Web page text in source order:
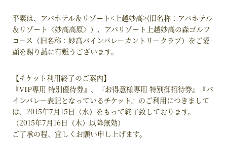
平素は、アパホテル＆リゾート<上越妙高>(旧名称：アパホテル
＆リゾート〈妙高高原〉）、アパリゾート上越妙高の森ゴルフ
コース（旧名称：妙高パインバレーカントリークラブ）をご愛
顧を賜り誠に有難うございます。
【チケット利用終了のご案内】
『VIP専用 特別優待券』、『お得意様専用 特別御招待券』『パ
インバレー表記となっているチケット』のご利用につきまして
は、2015年7月15日（水）をもって終了致しております。
（2015年7月16日（木）以降無効）
ご了承の程、宜しくお願い申し上げます。